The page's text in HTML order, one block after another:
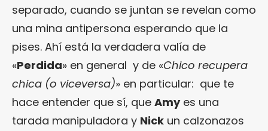
separado, cuando se juntan se revelan como
una mina antipersona esperando que la
pises. Ahí está la verdadera valía de
«Perdida» en general y de «Chico recupera
chica (o viceversa)» en particular: que te
hace entender que sí, que Amyes una
tarada manipuladora y Nick un calzonazos